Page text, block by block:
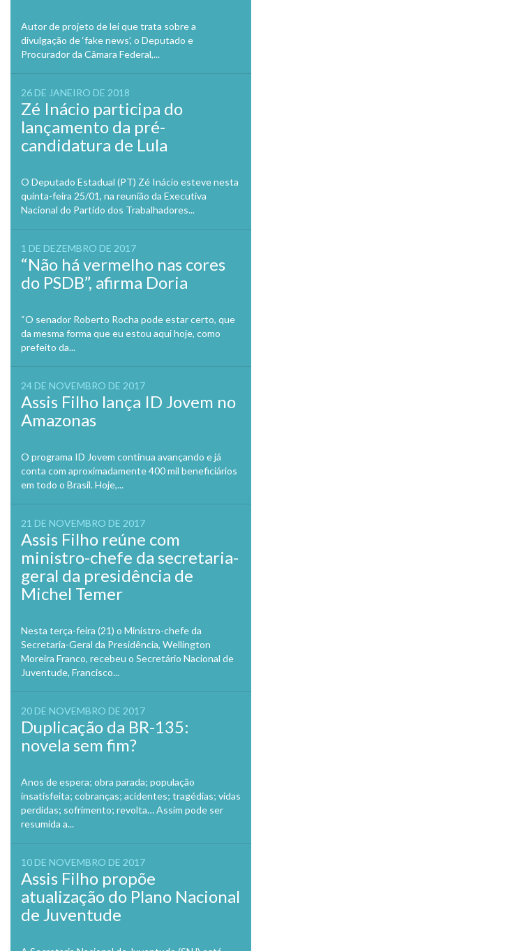
Autor de projeto de lei que trata sobre a
divulgação de ‘fake news’, o Deputado e
Procurador da Câmara Federal,...
26 DE JANEIRO DE 2018
Zé Inácio participa do
lançamento da pré-
candidatura de Lula
O Deputado Estadual (PT) Zé Inácio esteve nesta
quinta-feira 25/01, na reunião da Executiva
Nacional do Partido dos Trabalhadores...
1 DE DEZEMBRO DE 2017
“Não há vermelho nas cores
do PSDB”, afirma Doria
“O senador Roberto Rocha pode estar certo, que
da mesma forma que eu estou aqui hoje, como
prefeito da...
24 DE NOVEMBRO DE 2017
Assis Filho lança ID Jovem no
Amazonas
O programa ID Jovem continua avançando e já
conta com aproximadamente 400 mil beneficiários
em todo o Brasil. Hoje,...
21 DE NOVEMBRO DE 2017
Assis Filho reúne com
ministro-chefe da secretaria-
geral da presidência de
Michel Temer
Nesta terça-feira (21) o Ministro-chefe da
Secretaria-Geral da Presidência, Wellington
Moreira Franco, recebeu o Secretário Nacional de
Juventude, Francisco...
20 DE NOVEMBRO DE 2017
Duplicação da BR-135:
novela sem fim?
Anos de espera; obra parada; população
insatisfeita; cobranças; acidentes; tragédias; vidas
perdidas; sofrimento; revolta… Assim pode ser
resumida a...
10 DE NOVEMBRO DE 2017
Assis Filho propõe
atualização do Plano Nacional
de Juventude